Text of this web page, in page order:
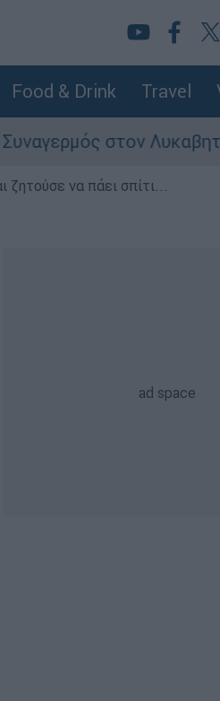
Food & Drink Travel
στον Λυκαβηττό: Σορός
να πάει σπίτι...